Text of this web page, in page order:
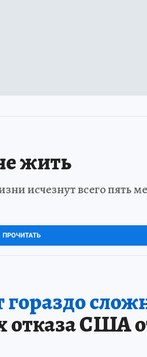
жить
исчезнут всего пять
ПРОЧИТАТЬ
отказа США